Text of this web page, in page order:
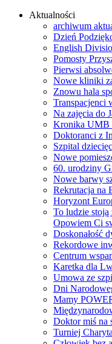
Aktualności
archiwum
Dzień
English
Pomosty
Pierwsi
Nowe kliniki
Znowu hala
Transpacjenci
Na zajęcia do
Kronika UMB
Doktoranci z
Szpital
Nowe
60. urodziny
Nowe barwy
Rekrutacja na
Horyzont
To ludzie
Opowiem Ci
Doskonałość
Rekordowe
Centrum
Karetka dla
Umowa ze
Dni
Mamy
Doktor miś na
Turniej